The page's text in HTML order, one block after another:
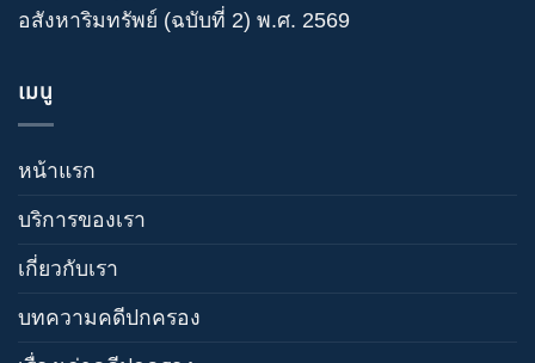
อสังหาริมทรัพย์ (ฉบับที่ 2) พ.ศ. 2569
เมนู
หน้าแรก
บริการของเรา
เกี่ยวกับเรา
บทความคดีปกครอง